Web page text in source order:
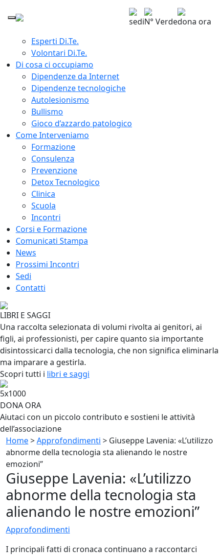
Chi siamo
Esperti Di.Te.
Volontari Di.Te.
Di cosa ci occupiamo
Dipendenze da Internet
Dipendenze tecnologiche
Autolesionismo
Bullismo
Gioco d’azzardo patologico
Come Interveniamo
Formazione
Consulenza
Prevenzione
Detox Tecnologico
Clinica
Scuola
Incontri
Corsi e Formazione
Comunicati Stampa
News
Prossimi Incontri
Sedi
Contatti
LIBRI E SAGGI
Una raccolta selezionata di volumi rivolta ai genitori, ai
figli, ai professionisti, per capire quanto sia importante
disintossicarci dalla tecnologia, che non significa eliminarla
ma imparare a gestirla.
Scopri tutti i libri e saggi
5x1000
DONA ORA
Aiutaci con un piccolo contributo e sostieni le attività
dell’associazione
sediN° Verdedona ora
Home>Approfondimenti > Giuseppe Lavenia: «L’utilizzo
abnorme della tecnologia sta alienando le nostre
emozioni”
Giuseppe Lavenia: «L’utilizzo
abnorme della tecnologia sta
alienando le nostre emozioni”
Approfondimenti
I principali fatti di cronaca continuano a raccontarci